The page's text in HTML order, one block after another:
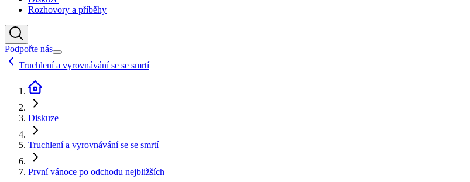
Rozhovory a příběhy
Podpořte nás
Truchlení a vyrovnávání se se smrtí
Diskuze
Truchlení a vyrovnávání se se smrtí
První vánoce po odchodu nejbližších